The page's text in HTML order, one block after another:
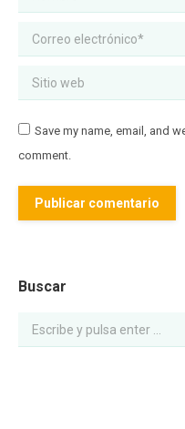
Correo electrónico *
Sitio web
Save my name, email, and
comment.
Publicar comentario
Buscar: